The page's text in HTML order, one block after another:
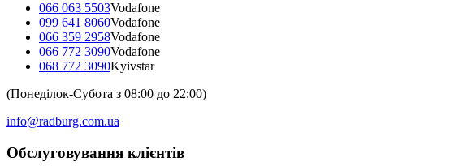
066 063 5503Vodafone
099 641 8060Vodafone
066 359 2958Vodafone
066 772 3090Vodafone
068 772 3090Kyivstar
(Понеділок-Субота з 08:00 до 22:00)
info@radburg.com.ua
Обслуговування клієнтів